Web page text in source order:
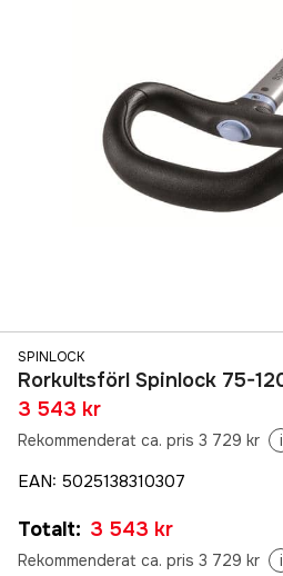
SPINLOCK
Rorkultsförl Spinlock 75-
3 543 kr
Rekommenderat ca. pris 3 729 kr i
EAN: 5025138310307
Totalt: 3 543 kr
Rekommenderat ca. pris 3 729 kr i